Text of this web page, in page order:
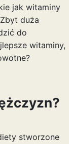
jak witaminy
duża
do
witaminy,
stworzone